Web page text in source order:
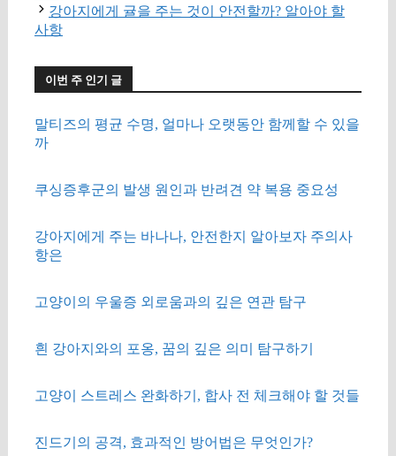
강아지에게 귤을 주는 것이 안전할까? 알아야 할
사항
이번 주 인기 글
말티즈의 평균 수명, 얼마나 오랫동안 함께할 수 있을
까
쿠싱증후군의 발생 원인과 반려견 약 복용 중요성
강아지에게 주는 바나나, 안전한지 알아보자 주의사
항은
고양이의 우울증 외로움과의 깊은 연관 탐구
흰 강아지와의 포옹, 꿈의 깊은 의미 탐구하기
고양이 스트레스 완화하기, 합사 전 체크해야 할 것들
진드기의 공격, 효과적인 방어법은 무엇인가?